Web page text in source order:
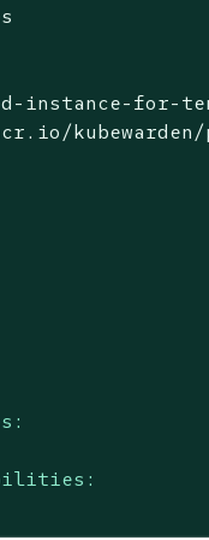
instance-for-